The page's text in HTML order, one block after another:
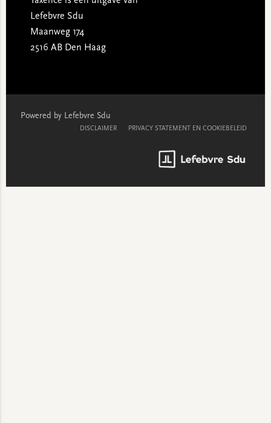
Lefebvre Sdu
Maanweg 174
2516 AB Den Haag
Powered by Lefebvre Sdu
DISCLAIMER PRIVACY STATEMENT EN COOKIEBELEID